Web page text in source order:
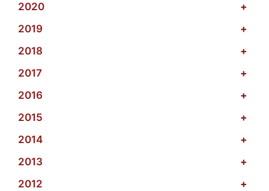
2020
+
2019
+
2018
+
2017
+
2016
+
2015
+
2014
+
2013
+
2012
+